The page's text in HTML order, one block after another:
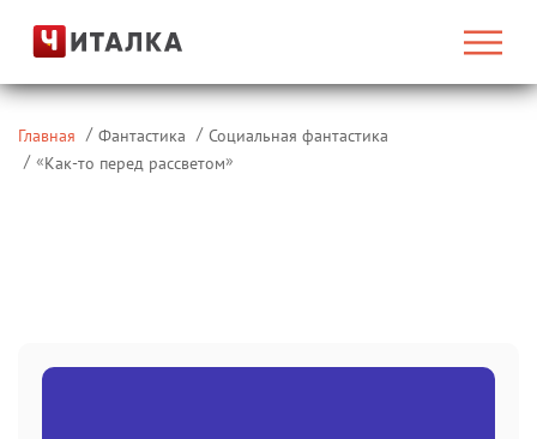
Главная Фантастика
Социальная фантастика
«Как-то перед рассветом»